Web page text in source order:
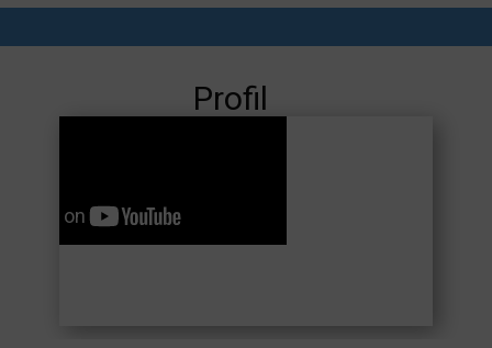
Profil